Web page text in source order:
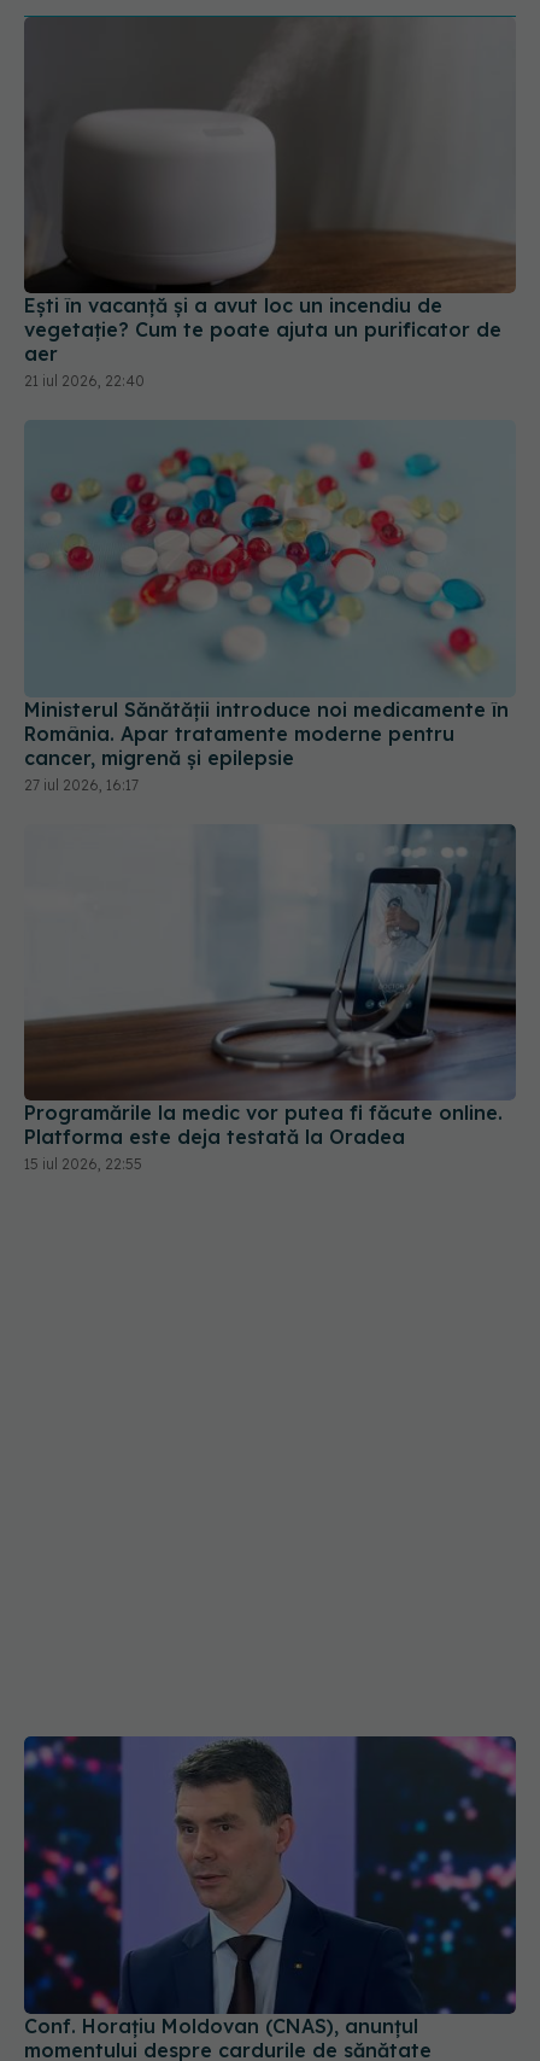
21 iul 2026, 22:40
Ministerul Sănătății introduce noi medicamente în
România. Apar tratamente moderne pentru
cancer, migrenă și epilepsie
Programările la medic vor putea fi făcute online.
Platforma este deja testată la Oradea
Conf. Horațiu Moldovan (CNAS), anunțul
momentului despre cardurile de sănătate
15 iul 2026, 16:54